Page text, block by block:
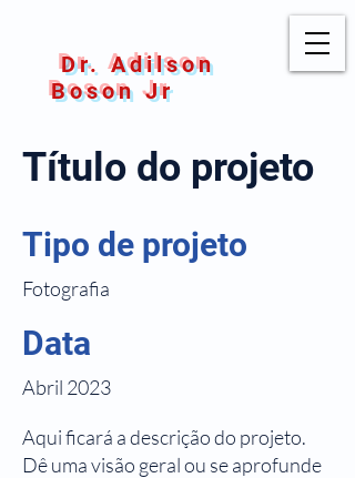
Dr. Adilson
Boson Jr
Título do projeto
Tipo de projeto
Fotografia
Data
Abril 2023
Aqui ficará a descrição do projeto.
Dê uma visão geral ou se aprofunde